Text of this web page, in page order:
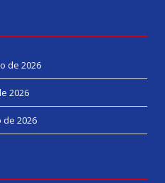
de 2026
2026
de 2026